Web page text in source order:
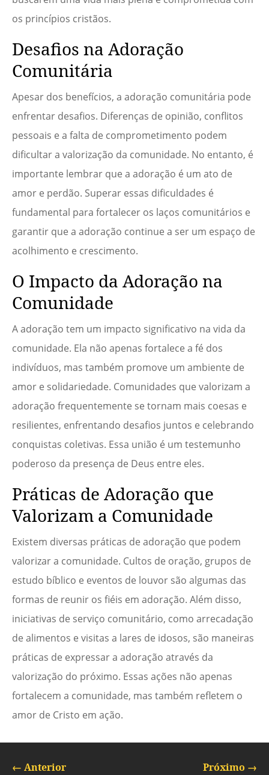
os princípios cristãos.
Desafios na Adoração
Comunitária
Apesar dos benefícios, a adoração comunitária pode
enfrentar desafios. Diferenças de opinião, conflitos
pessoais e a falta de comprometimento podem
dificultar a valorização da comunidade. No entanto, é
importante lembrar que a adoração é um ato de
amor e perdão. Superar essas dificuldades é
fundamental para fortalecer os laços comunitários e
garantir que a adoração continue a ser um espaço de
acolhimento e crescimento.
O Impacto da Adoração na
Comunidade
A adoração tem um impacto significativo na vida da
comunidade. Ela não apenas fortalece a fé dos
indivíduos, mas também promove um ambiente de
amor e solidariedade. Comunidades que valorizam a
adoração frequentemente se tornam mais coesas e
resilientes, enfrentando desafios juntos e celebrando
conquistas coletivas. Essa união é um testemunho
poderoso da presença de Deus entre eles.
Práticas de Adoração que
Valorizam a Comunidade
Existem diversas práticas de adoração que podem
valorizar a comunidade. Cultos de oração, grupos de
estudo bíblico e eventos de louvor são algumas das
formas de reunir os fiéis em adoração. Além disso,
iniciativas de serviço comunitário, como arrecadação
de alimentos e visitas a lares de idosos, são maneiras
práticas de expressar a adoração através da
valorização do próximo. Essas ações não apenas
fortalecem a comunidade, mas também refletem o
amor de Cristo em ação.
← Anterior Próximo →